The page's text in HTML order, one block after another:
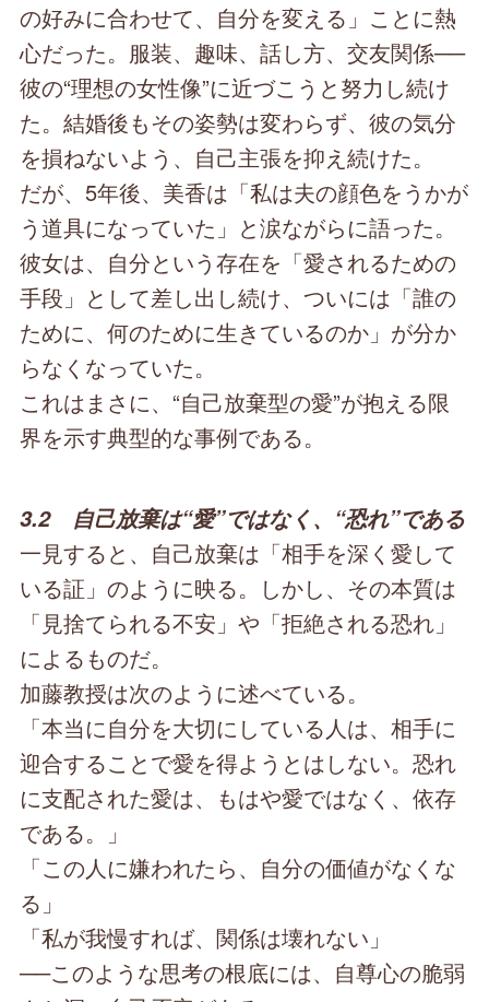
の好みに合わせて、自分を変える」ことに熱
心だった。服装、趣味、話し方、交友関係──
彼の“理想の女性像”に近づこうと努力し続け
た。結婚後もその姿勢は変わらず、彼の気分
を損ねないよう、自己主張を抑え続けた。
だが、5年後、美香は「私は夫の顔色をうかが
う道具になっていた」と涙ながらに語った。
彼女は、自分という存在を「愛されるための
手段」として差し出し続け、ついには「誰の
ために、何のために生きているのか」が分か
らなくなっていた。
これはまさに、“自己放棄型の愛”が抱える限
界を示す典型的な事例である。
3.2 自己放棄は“愛”ではなく、“恐れ”である
一見すると、自己放棄は「相手を深く愛して
いる証」のように映る。しかし、その本質は
「見捨てられる不安」や「拒絶される恐れ」
によるものだ。
加藤教授は次のように述べている。
「本当に自分を大切にしている人は、相手に
迎合することで愛を得ようとはしない。恐れ
に支配された愛は、もはや愛ではなく、依存
である。」
「この人に嫌われたら、自分の価値がなくな
る」
「私が我慢すれば、関係は壊れない」
──このような思考の根底には、自尊心の脆弱